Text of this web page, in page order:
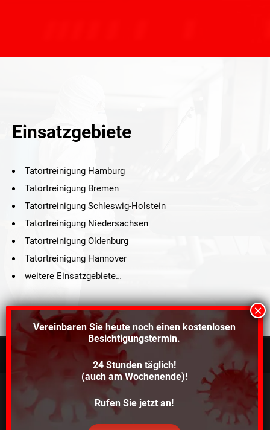
Einsatzgebiete
Tatortreinigung Hamburg
Tatortreinigung Bremen
Tatortreinigung Schleswig-Holstein
Tatortreinigung Niedersachsen
Tatortreinigung Oldenburg
Tatortreinigung Hannover
weitere Einsatzgebiete…
©2021 Schröders Service Team Nord, All Rights Reserved.
Schroeder Service Team Nord
Kontakt Impressum Datenschutz
Vereinbaren Sie heute noch einen kostenlosen
Besichtigungstermin.
24 Stunden täglich!
(auch am Wochenende)!
Rufen Sie jetzt an!
Wir verwenden Cookies, um dir die bestmögliche
Erfahrung auf unserer Website zu bieten.
Einstellungenkannst du erfahren, welche Cookies